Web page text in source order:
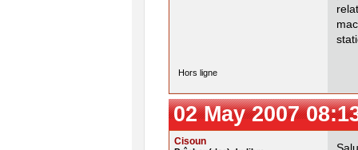
Hors ligne
02 May 2007
Cisoun